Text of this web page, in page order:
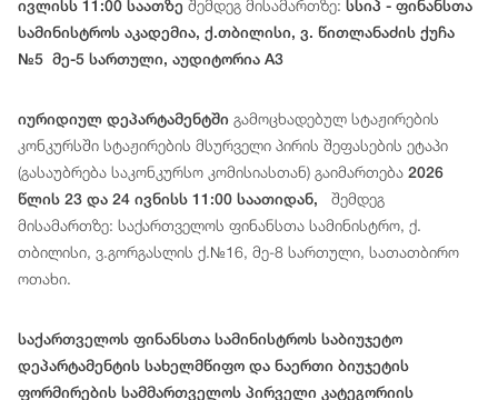
ივლისს 11:00 საათზე შემდეგ მისამართზე: სსიპ - ფინანსთა
სამინისტროს აკადემია, ქ.თბილისი, ვ. წითლანაძის ქუჩა
№5 მე-5 სართული, აუდიტორია A3
იურიდიულ დეპარტამენტში გამოცხადებულ სტაჟირების
კონკურსში სტაჟირების მსურველი პირის შეფასების ეტაპი
(გასაუბრება საკონკურსო კომისიასთან) გაიმართება 2026
წლის 23 და 24 ივნისს 11:00 საათიდან,
შემდეგ
მისამართზე: საქართველოს ფინანსთა სამინისტრო, ქ.
თბილისი, ვ.გორგასლის ქ.№16, მე-8 სართული, სათათბირო
ოთახი.
საქართველოს ფინანსთა სამინისტროს საბიუჯეტო
დეპარტამენტის სახელმწიფო და ნაერთი ბიუჯეტის
ფორმირების სამმართველოს პირველი კატეგორიის